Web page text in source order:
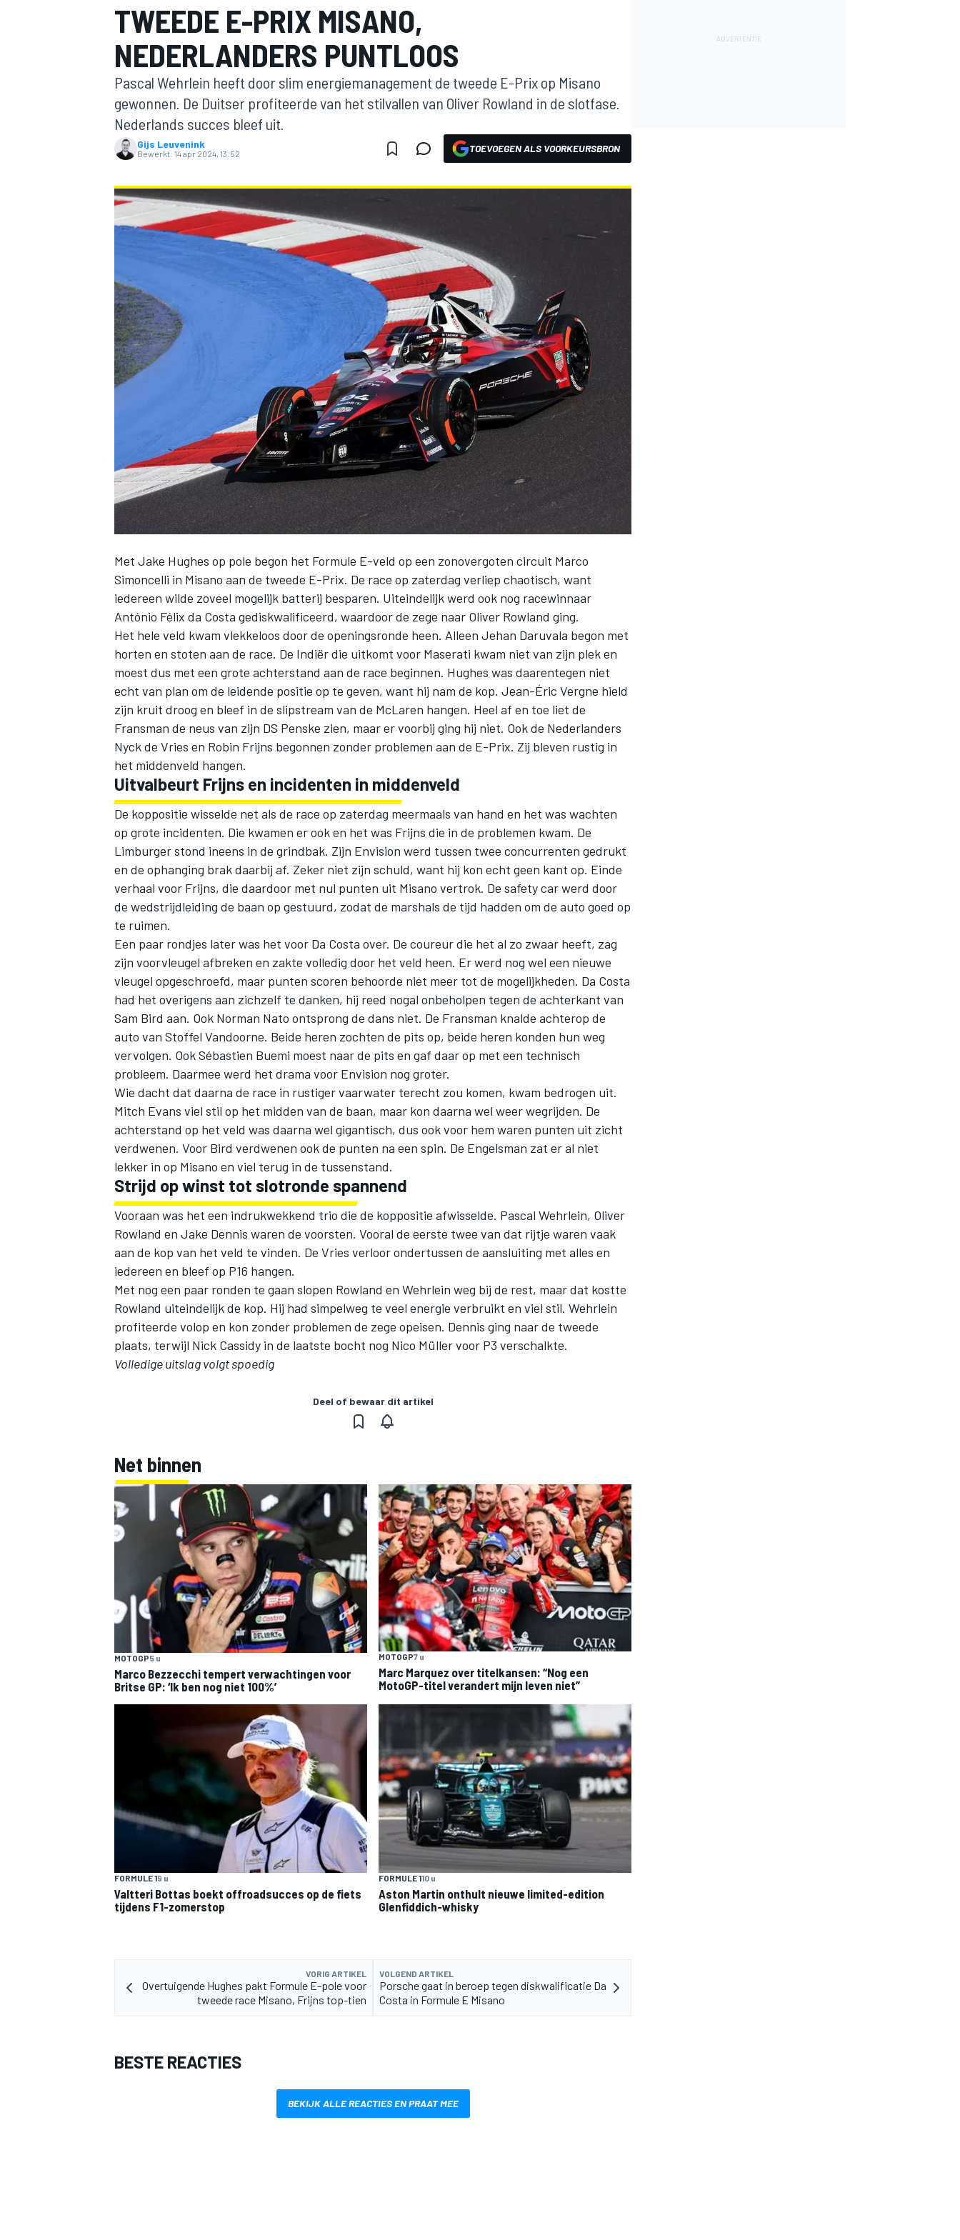
MOTOGP
INDYCAR
WEC DTM
MEER RACEKLASSEN
TWEEDE E-PRIX MISANO,
NEDERLANDERS PUNTLOOS
Pascal Wehrlein heeft door slim energiemanagement de tweede E-Prix op Misano
gewonnen. De Duitser profiteerde van het stilvallen van Oliver Rowland in de slotfase.
Nederlands succes bleef uit.
Gijs Leuvenink
Bewerkt: 14 apr 2024, 13:52 TOEVOEGEN ALS VOORKEURSBRON
Met Jake Hughes op pole begon het Formule E-veld op een zonovergoten circuit Marco
Simoncelli in Misano aan de tweede E-Prix. De race op zaterdag verliep chaotisch, want
iedereen wilde zoveel mogelijk batterij besparen. Uiteindelijk werd ook nog racewinnaar
António Félix da Costa gediskwalificeerd, waardoor de zege naar Oliver Rowland ging.
Het hele veld kwam vlekkeloos door de openingsronde heen. Alleen Jehan Daruvala begon met
horten en stoten aan de race. De Indiër die uitkomt voor Maserati kwam niet van zijn plek en
moest dus met een grote achterstand aan de race beginnen. Hughes was daarentegen niet
echt van plan om de leidende positie op te geven, want hij nam de kop. Jean-Éric Vergne hield
zijn kruit droog en bleef in de slipstream van de McLaren hangen. Heel af en toe liet de
Fransman de neus van zijn DS Penske zien, maar er voorbij ging hij niet. Ook de Nederlanders
Nyck de Vries en Robin Frijns begonnen zonder problemen aan de E-Prix. Zij bleven rustig in
het middenveld hangen.
Uitvalbeurt Frijns en incidenten in middenveld
De koppositie wisselde net als de race op zaterdag meermaals van hand en het was wachten
op grote incidenten. Die kwamen er ook en het was Frijns die in de problemen kwam. De
Limburger stond ineens in de grindbak. Zijn Envision werd tussen twee concurrenten gedrukt
en de ophanging brak daarbij af. Zeker niet zijn schuld, want hij kon echt geen kant op. Einde
verhaal voor Frijns, die daardoor met nul punten uit Misano vertrok. De safety car werd door
de wedstrijdleiding de baan op gestuurd, zodat de marshals de tijd hadden om de auto goed op
te ruimen.
Een paar rondjes later was het voor Da Costa over. De coureur die het al zo zwaar heeft, zag
zijn voorvleugel afbreken en zakte volledig door het veld heen. Er werd nog wel een nieuwe
vleugel opgeschroefd, maar punten scoren behoorde niet meer tot de mogelijkheden. Da Costa
had het overigens aan zichzelf te danken, hij reed nogal onbeholpen tegen de achterkant van
Sam Bird aan. Ook Norman Nato ontsprong de dans niet. De Fransman knalde achterop de
auto van Stoffel Vandoorne. Beide heren zochten de pits op, beide heren konden hun weg
vervolgen. OokSébastien Buemi moest naar de pits en gaf daar op met een technisch
probleem. Daarmee werd het drama voor Envision nog groter.
Wie dacht dat daarna de race in rustiger vaarwater terecht zou komen, kwam bedrogen uit.
Mitch Evans viel stil op het midden van de baan, maar kon daarna wel weer wegrijden. De
achterstand op het veld was daarna wel gigantisch, dus ook voor hem waren punten uit zicht
verdwenen. Voor Bird verdwenen ook de punten na een spin. De Engelsman zat er al niet
lekker in op Misano en viel terug in de tussenstand.
Strijd op winst tot slotronde spannend
Vooraan was het een indrukwekkend trio die de koppositie afwisselde. Pascal Wehrlein, Oliver
Rowland en Jake Dennis waren de voorsten. Vooral de eerste twee van dat rijtje waren vaak
aan de kop van het veld te vinden. De Vries verloor ondertussen de aansluiting met alles en
iedereen en bleef op P16 hangen.
Met nog een paar ronden te gaan slopen Rowland en Wehrlein weg bij de rest, maar dat kostte
Rowland uiteindelijk de kop. Hij had simpelweg te veel energie verbruikt en viel stil. Wehrlein
profiteerde volop en kon zonder problemen de zege opeisen. Dennis ging naar de tweede
plaats, terwijl Nick Cassidy in de laatste bocht nog Nico Müllervoor P3 verschalkte.
Volledige uitslag volgt spoedig
Deel of bewaar dit artikel
Net binnen
MOTOGP5 u
Marco Bezzecchi tempert verwachtingen voor
Britse GP: ‘Ik ben nog niet 100%’
MOTOGP7 u
Marc Marquez over titelkansen: “Nog een
MotoGP-titel verandert mijn leven niet”
FORMULE 19 u
Valtteri Bottas boekt offroadsucces op de fiets
tijdens F1-zomerstop
FORMULE 110 u
Aston Martin onthult nieuwe limited-edition
Glenfiddich-whisky
VORIG ARTIKEL
Overtuigende Hughes pakt Formule E-pole voor
tweede race Misano, Frijns top-tien
VOLGEND ARTIKEL
Porsche gaat in beroep tegen diskwalificatie Da
Costa in Formule E Misano
BESTE REACTIES
BEKIJK ALLE REACTIES EN PRAAT MEE